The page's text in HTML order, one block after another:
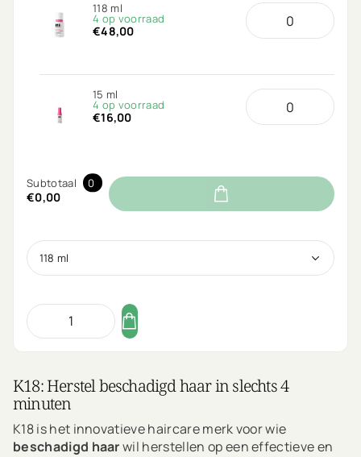
118 ml
4 op voorraad
€48,00
15 ml
4 op voorraad
€16,00
Subtotaal 0
€0,00
K18: Herstel beschadigd haar in slechts 4
minuten
K18 is het innovatieve haircare merk voor wie
beschadigd haarwil herstellen op een effectieve en